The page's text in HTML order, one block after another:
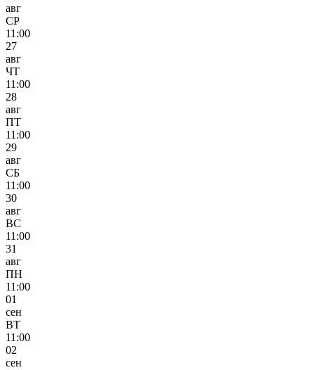
авг
СР
11:00
27
авг
ЧТ
11:00
28
авг
ПТ
11:00
29
авг
СБ
11:00
30
авг
ВС
11:00
31
авг
ПН
11:00
01
сен
ВТ
11:00
02
сен